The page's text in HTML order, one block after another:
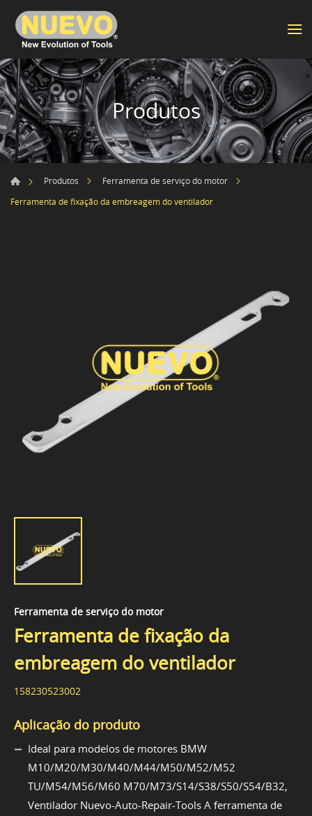
Produtos
Produtos
Ferramenta de serviço do motor
Ferramenta de fixação da embreagem do ventilador
Ferramenta de serviço do motor
Ferramenta de fixação da
embreagem do ventilador
158230523002
Aplicação do produto
Ideal para modelos de motores BMW
M10/M20/M30/M40/M44/M50/M52/M52
TU/M54/M56/M60 M70/M73/S14/S38/S50/S54/B32,
Ventilador Nuevo-Auto-Repair-Tools A ferramenta de